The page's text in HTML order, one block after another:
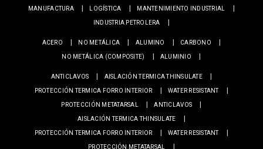
MANUFACTURA
LOGÍSTICA
MANTENIMIENTO INDUSTRIAL
INDUSTRIA PETROLERA
ACERO NO METÁLICA ALUMINO
CARBONO
NO METÁLICA (COMPOSITE)
ALUMINIO
ANTICLAVOS
AISLACIÓN TERMICA THINSULATE
PROTECCIÓN TERMICA FORRO INTERIOR
WATER RESISTANT
PROTECCIÓN METATARSAL
ANTICLAVOS
AISLACIÓN TERMICA THINSULATE
PROTECCIÓN TERMICA FORRO INTERIOR
WATER RESISTANT
PROTECCIÓN METATARSAL